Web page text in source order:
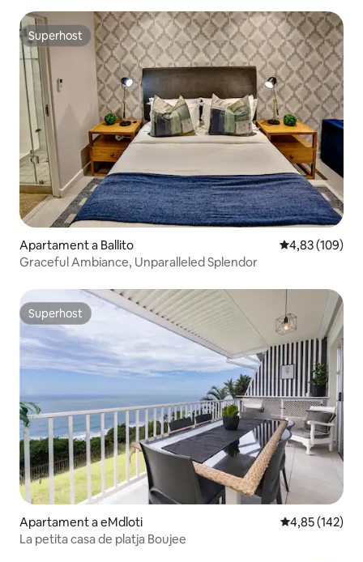
Superhost
Superhost
Apartament a Ballito 4,83 de
4,83 (109)
Graceful Ambiance, Unparalleled Splendor
Superhost
Superhost
Apartament a eMdloti 4,85 de
4,85 (142)
La petita casa de platja Boujee